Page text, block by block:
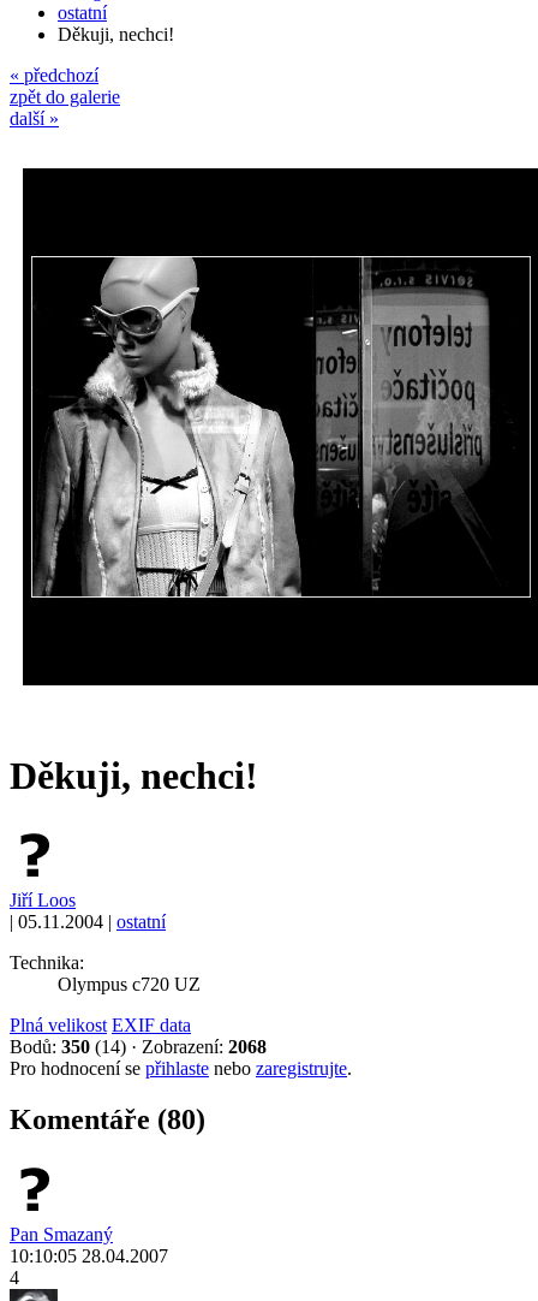
ostatní
Děkuji, nechci!
« předchozí
zpět do galerie
další »
Děkuji, nechci!
Jiří Loos
| 05.11.2004 | ostatní
Technika:
Olympus c720 UZ
Plná velikost EXIF data
Bodů: 350 (14) · Zobrazení: 2068
Pro hodnocení se přihlaste nebo zaregistrujte.
Komentáře (80)
Pan Smazaný
10:10:05 28.04.2007
4